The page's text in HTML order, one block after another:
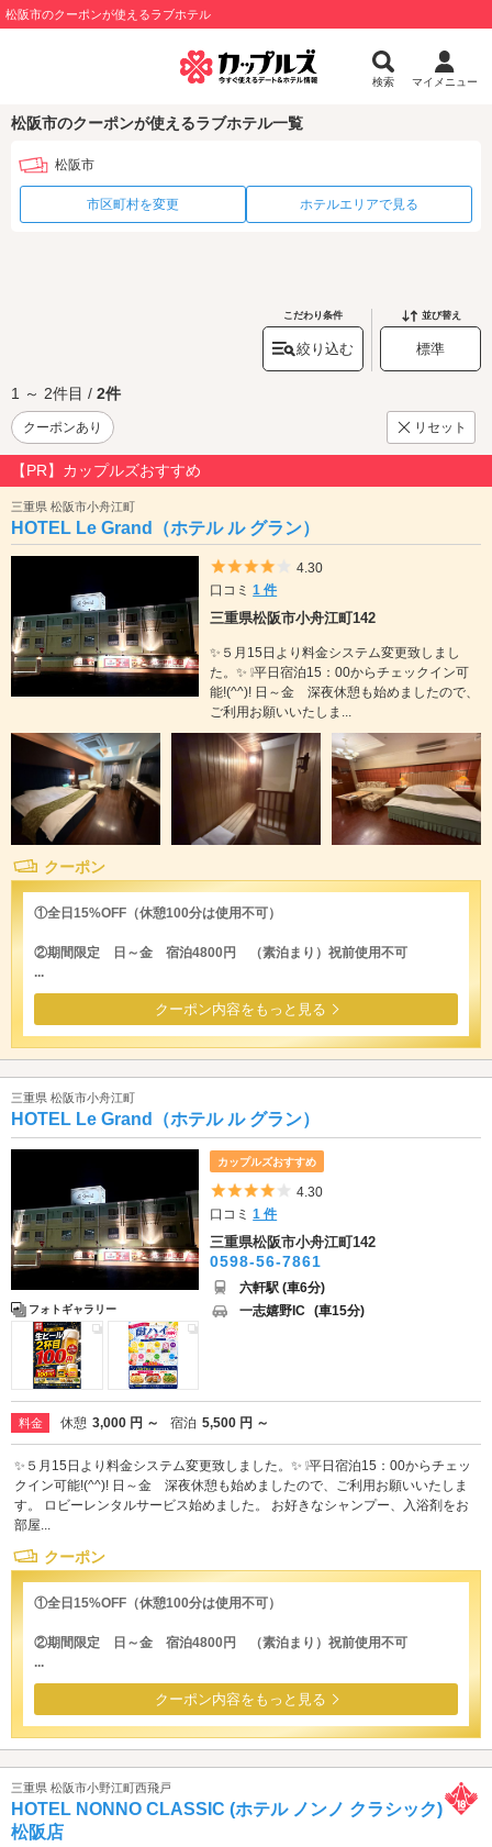
松阪市のクーポンが使えるラブホテル
検索 マイメニュー
松阪市のクーポンが使えるラブホテル一覧
松阪市
市区町村を変更 ホテルエリアで見る
こだわり条件
絞り込む
並び替え
標準
1 ～ 2件目 / 2件
クーポンあり リセット
【PR】カップルズおすすめ
三重県 松阪市小舟江町
HOTEL Le Grand（ホテル ル グラン）
5つ星のうち4
4.30
口コミ1 件
三重県松阪市小舟江町142
✨５月15日より料金システム変更致しまし
た。✨ ❕平日宿泊15：00からチェックイン可
能!(^^)! 日～金 深夜休憩も始めましたので、
ご利用お願いいたしま...
クーポン
①全日15%OFF（休憩100分は使用不可）
②期間限定 日～金 宿泊4800円 （素泊まり）祝前使用不可
...
クーポン内容をもっと見る
三重県 松阪市小舟江町
HOTEL Le Grand（ホテル ル グラン）
フォトギャラリー
カップルズおすすめ
5つ星のうち4
4.30
口コミ1 件
三重県松阪市小舟江町142
0598-56-7861
六軒駅 (車6分)
一志嬉野IC (車15分)
料金 休憩 3,000 円 ～ 宿泊 5,500 円 ～
✨５月15日より料金システム変更致しました。✨ ❕平日宿泊15：00からチェッ
クイン可能!(^^)! 日～金 深夜休憩も始めましたので、ご利用お願いいたしま
す。 ロビーレンタルサービス始めました。 お好きなシャンプー、入浴剤をお
部屋...
クーポン
①全日15%OFF（休憩100分は使用不可）
②期間限定 日～金 宿泊4800円 （素泊まり）祝前使用不可
...
クーポン内容をもっと見る
三重県 松阪市小野江町西飛戸
HOTEL NONNO CLASSIC (ホテル ノンノ クラシック)
松阪店